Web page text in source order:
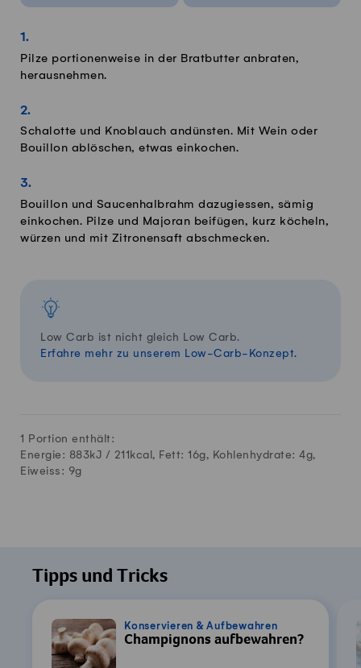
Pilze portionenweise in der Bratbutter anbraten,
herausnehmen.
Schalotte und Knoblauch andünsten. Mit Wein oder
Bouillon ablöschen, etwas einkochen.
Bouillon und Saucenhalbrahm dazugiessen, sämig
einkochen. Pilze und Majoran beifügen, kurz köcheln,
würzen und mit Zitronensaft abschmecken.
Low Carb ist nicht gleich Low Carb.
Erfahre mehr zu unserem Low-Carb-Konzept.
1 Portion enthält:
Energie: 883kJ / 211 kcal, Fett: 16g, Kohlenhydrate: 4g,
Eiweiss: 9g
Tipps und Tricks
Konservieren & Aufbewahren
Champignons aufbewahren?